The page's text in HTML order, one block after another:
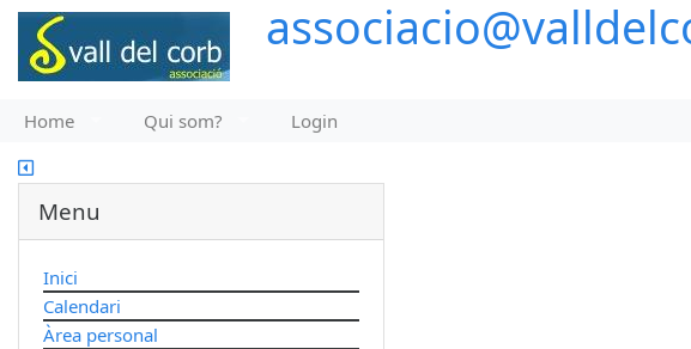
Home Qui som? Login
Menu
Inici
Calendari
Àrea personal